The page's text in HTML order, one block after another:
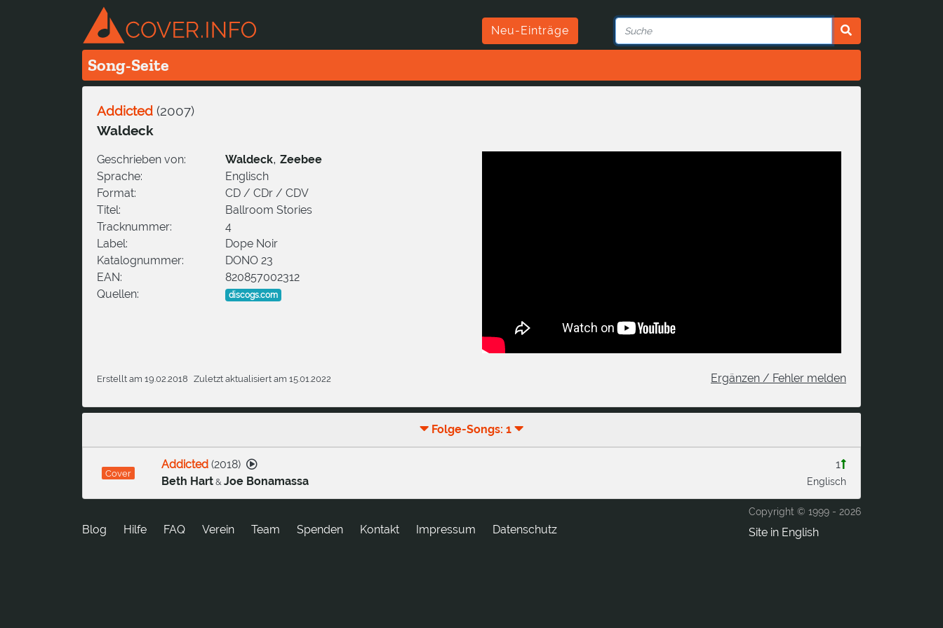
Neu-Einträge
Song-Seite
Addicted (2007)
Waldeck
Geschrieben von: Waldeck, Zeebee
Sprache:
Englisch
Format:
CD / CDr / CDV
Titel:
Ballroom Stories
Tracknummer:
4
Label:
Dope Noir
Katalognummer:
DONO 23
EAN:
820857002312
Quellen:
discogs.com
Erstellt am 19.02.2018 Zuletzt aktualisiert am 15.01.2022 Ergänzen / Fehler melden
Folge-Songs: 1
Cover
1
Englisch
Addicted(2018)
Beth Hart& Joe Bonamassa
Copyright © 1999 - 2026
Site in English
Blog Hilfe FAQ Verein Team Spenden tkatnoK Impressum Datenschutz